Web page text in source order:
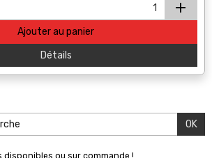
Ajouter au panier
Détails
OK
disponibles ou sur commande !